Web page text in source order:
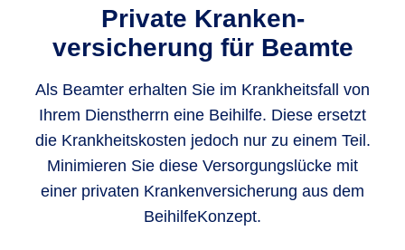
Private Kranken­
versicherung für Beamte
Als Beamter erhalten Sie im Krankheitsfall von
Ihrem Dienstherrn eine Beihilfe. Diese ersetzt
die Krankheitskosten jedoch nur zu einem Teil.
Minimieren Sie diese Versorgungslücke mit
einer privaten Krankenversicherung aus dem
BeihilfeKonzept.